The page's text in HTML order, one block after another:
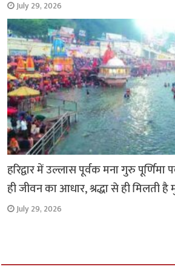
July 29, 2026
हरिद्वार में उल्लास पूर्वक मना गुरु
ही जीवन का आधार, श्रद्धा से ही मिलती है
July 29, 2026